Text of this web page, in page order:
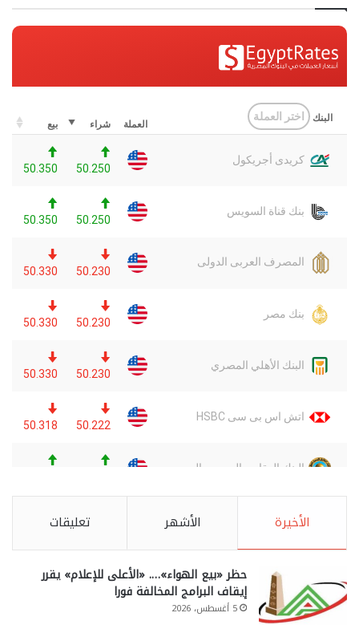
الأخيرة الأشهر تعليقات
حظر «بيع الهواء»…. «الأعلى للإعلام» يقرر
إيقاف البرامج المخالفة فورا
5 أغسطس، 2026